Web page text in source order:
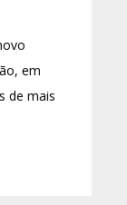
em
de mais